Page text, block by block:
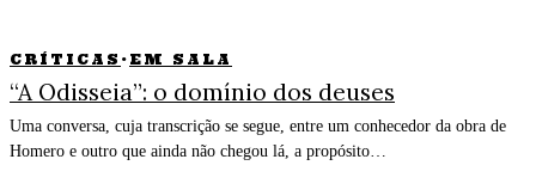
CRÍTICAS · EM SALA
“A Odisseia”: o domínio dos deuses
Uma conversa, cuja transcrição se segue, entre um conhecedor da obra de
Homero e outro que ainda não chegou lá, a propósito…